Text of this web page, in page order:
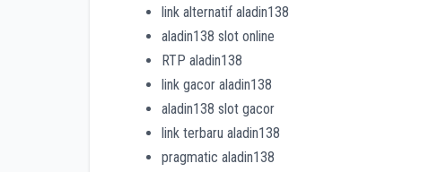
link alternatif aladin138
aladin138 slot online
RTP aladin138
link gacor aladin138
aladin138 slot gacor
link terbaru aladin138
pragmatic aladin138